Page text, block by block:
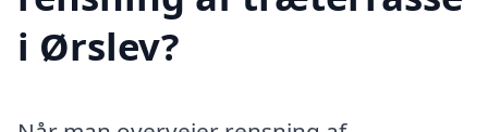
i Ørslev?